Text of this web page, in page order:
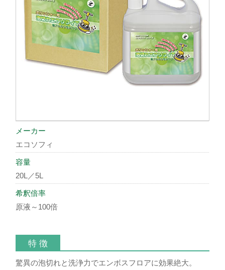
メーカー
エコソフィ
容量
20L／5L
希釈倍率
原液～100倍
特 徴
驚異の泡切れと洗浄力でエンボスフロアに効果絶大。